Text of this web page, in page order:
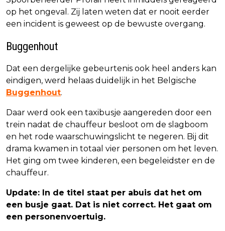
op het ongeval. Zij laten weten dat er nooit eerder
een incident is geweest op de bewuste overgang.
Buggenhout
Dat een dergelijke gebeurtenis ook heel anders kan
eindigen, werd helaas duidelijk in het Belgische
Buggenhout.
Daar werd ook een taxibusje aangereden door een
trein nadat de chauffeur besloot om de slagboom
en het rode waarschuwingslicht te negeren. Bij dit
drama kwamen in totaal vier personen om het leven.
Het ging om twee kinderen, een begeleidster en de
chauffeur.
Update: In de titel staat per abuis dat het om
een busje gaat. Dat is niet correct. Het gaat om
een personenvoertuig.